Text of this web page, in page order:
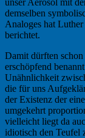
demselben
Analoges hat
berichtet.
Damit dürften
erschöpfend
Unähnlichkeit
die für uns
der Existenz der
umgekehrt
vielleicht liegt da
idiotisch den Teufel